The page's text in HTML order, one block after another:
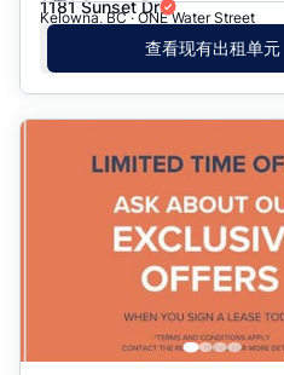
1181 Sunset Dr
Kelowna, BC · ONE Water Street
查看现有出租单元